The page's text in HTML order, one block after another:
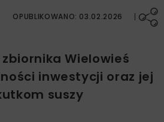
OPUBLIKOWANO: 03.02.2026
Wielowieś
inwestycji oraz jej
suszy